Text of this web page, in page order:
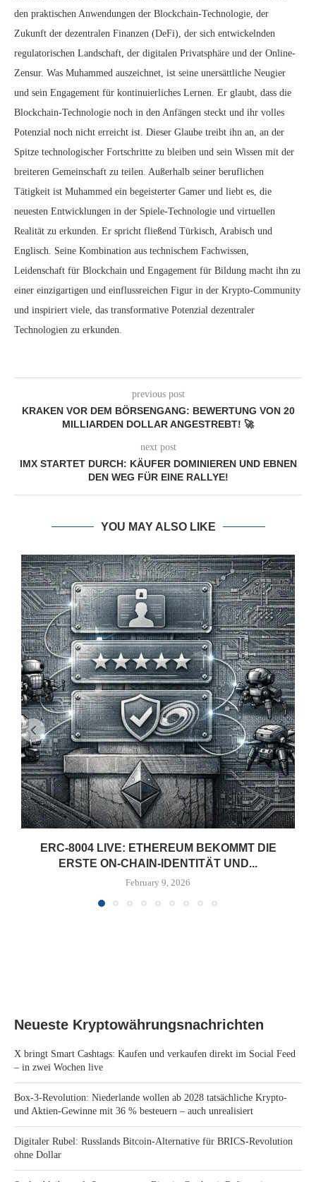
den praktischen Anwendungen der Blockchain-Technologie, der
Zukunft der dezentralen Finanzen (DeFi), der sich entwickelnden
regulatorischen Landschaft, der digitalen Privatsphäre und der Online-
Zensur. Was Muhammed auszeichnet, ist seine unersättliche Neugier
und sein Engagement für kontinuierliches Lernen. Er glaubt, dass die
Blockchain-Technologie noch in den Anfängen steckt und ihr volles
Potenzial noch nicht erreicht ist. Dieser Glaube treibt ihn an, an der
Spitze technologischer Fortschritte zu bleiben und sein Wissen mit der
breiteren Gemeinschaft zu teilen. Außerhalb seiner beruflichen
Tätigkeit ist Muhammed ein begeisterter Gamer und liebt es, die
neuesten Entwicklungen in der Spiele-Technologie und virtuellen
Realität zu erkunden. Er spricht fließend Türkisch, Arabisch und
Englisch. Seine Kombination aus technischem Fachwissen,
Leidenschaft für Blockchain und Engagement für Bildung macht ihn zu
einer einzigartigen und einflussreichen Figur in der Krypto-Community
und inspiriert viele, das transformative Potenzial dezentraler
Technologien zu erkunden.
previous post
KRAKEN VOR DEM BÖRSENGANG: BEWERTUNG VON 20
MILLIARDEN DOLLAR ANGESTREBT! 🚀
next post
IMX STARTET DURCH: KÄUFER DOMINIEREN UND EBNEN
DEN WEG FÜR EINE RALLYE!
YOU MAY ALSO LIKE
ERC-8004 LIVE: ETHEREUM BEKOMMT DIE
ERSTE ON-CHAIN-IDENTITÄT UND...
February 9, 2026
Neueste Kryptowährungsnachrichten
X bringt Smart Cashtags: Kaufen und verkaufen direkt im Social Feed
– in zwei Wochen live
Box-3-Revolution: Niederlande wollen ab 2028 tatsächliche Krypto-
und Aktien-Gewinne mit 36 % besteuern – auch unrealisiert
Digitaler Rubel: Russlands Bitcoin-Alternative für BRICS-Revolution
ohne Dollar